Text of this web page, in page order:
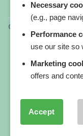
Copyright 2026 ©
a registered
Our website
informational
provide
Necessary
(e.g., page
Performance
use our site so
Marketing
offers and
Accept